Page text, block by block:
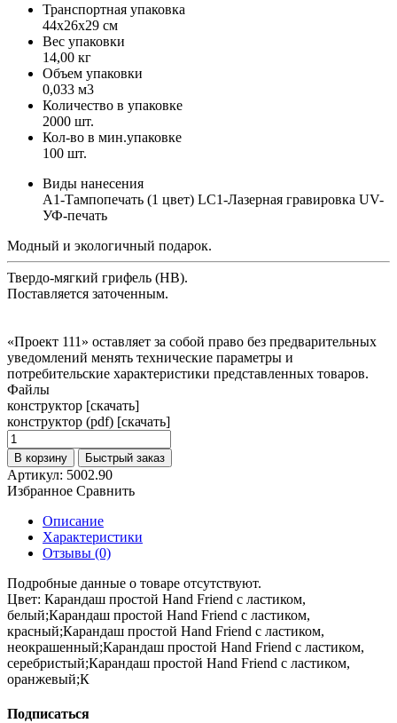
Транспортная упаковка
44x26x29 см
Вес упаковки
14,00 кг
Объем упаковки
0,033 м3
Количество в упаковке
2000 шт.
Кол-во в мин.упаковке
100 шт.
Виды нанесения
A1-Тампопечать (1 цвет) LC1-Лазерная гравировка UV-
УФ-печать
Модный и экологичный подарок.
Твердо-мягкий грифель (HB).
Поставляется заточенным.
«Проект 111» оставляет за собой право без предварительных
уведомлений менять технические параметры и
потребительские характеристики представленных товаров.
Файлы
конструктор [скачать]
конструктор (pdf) [скачать]
В корзину Быстрый заказ
Артикул: 5002.90
Избранное Сравнить
Описание
Характеристики
Отзывы (0)
Подробные данные о товаре отсутствуют.
Цвет: Карандаш простой Hand Friend с ластиком,
белый;Карандаш простой Hand Friend с ластиком,
красный;Карандаш простой Hand Friend с ластиком,
неокрашенный;Карандаш простой Hand Friend с ластиком,
серебристый;Карандаш простой Hand Friend с ластиком,
оранжевый;К
Подписаться